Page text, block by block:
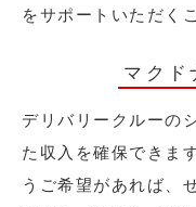
をサポートいただく
マクド
デリバリークルーの
た収入を確保できま
うご希望があれば、